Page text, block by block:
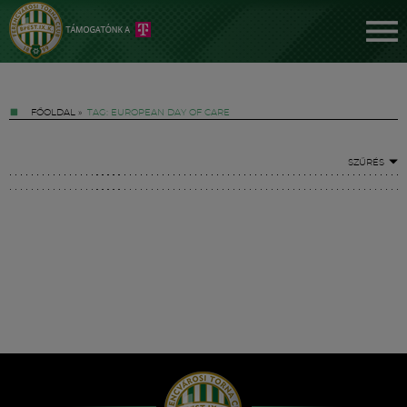
FŐOLDAL » TAG: EUROPEAN DAY OF CARE
SZŰRÉS
Hírek